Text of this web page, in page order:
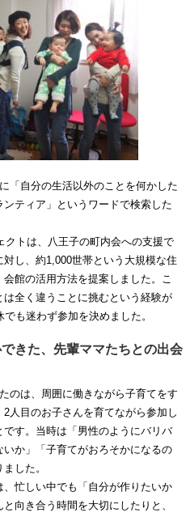
「自分の生活以外のことを何かした
ティア」というワードで検索した
クトは、八王子の町内会への支援で
し、約1,000世帯という大規模な住
館の活用方法を提案しました。こ
全く違うことに挑むという経験が
も迷わず参加を決めました。
きた、先輩ママたちとの出会
のは、周囲に働きながら子育てをす
人目のお子さんを育てながら参加し
す。当時は「男性のようにバリバ
か」「子育てがおろそかになるの
した。
忙しい中でも「自分が作りたいか
向き合う時間を大切にしたりと、